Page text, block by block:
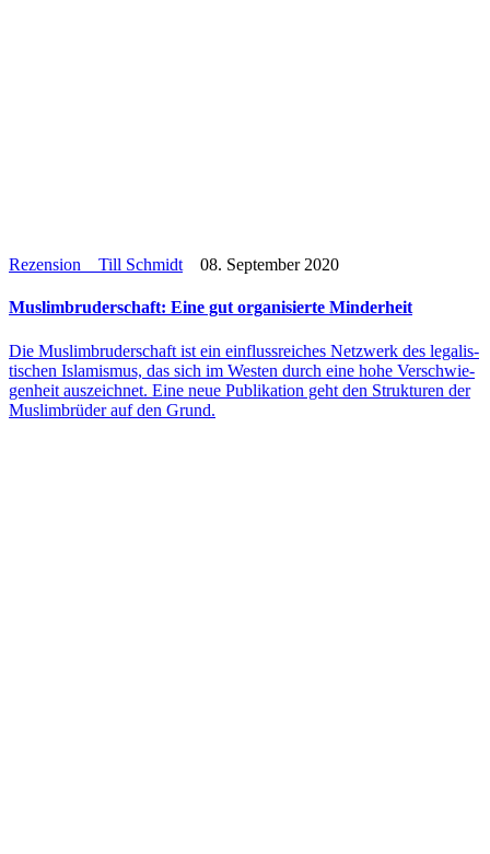
Rezension Till Schmidt 08. September 2020
Mus­lim­bru­der­schaft: Eine gut orga­ni­sierte Minderheit
Die Mus­lim­bru­der­schaft ist ein ein­fluss­rei­ches Netz­werk des lega­lis­
ti­schen Isla­mis­mus, das sich im Westen durch eine hohe Ver­schwie­
gen­heit aus­zeich­net. Eine neue Publi­ka­tion geht den Struk­tu­ren der
Mus­lim­brü­der auf den Grund.